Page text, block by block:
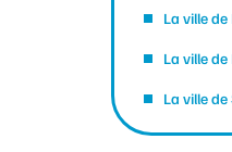
La ville
La ville de
La ville